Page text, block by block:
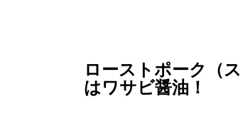
ローストポーク（
はワサビ醤油！